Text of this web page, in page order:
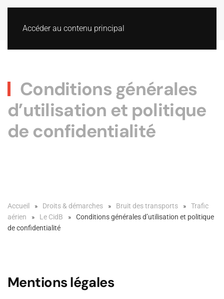
Accéder au contenu principal
Conditions générales
d’utilisation et politique
de confidentialité
Accueil Droits & démarches Bruit des transports
Trafic
aérien
Le CidB
Conditions générales d’utilisation et politique
de confidentialité
Mentions légales